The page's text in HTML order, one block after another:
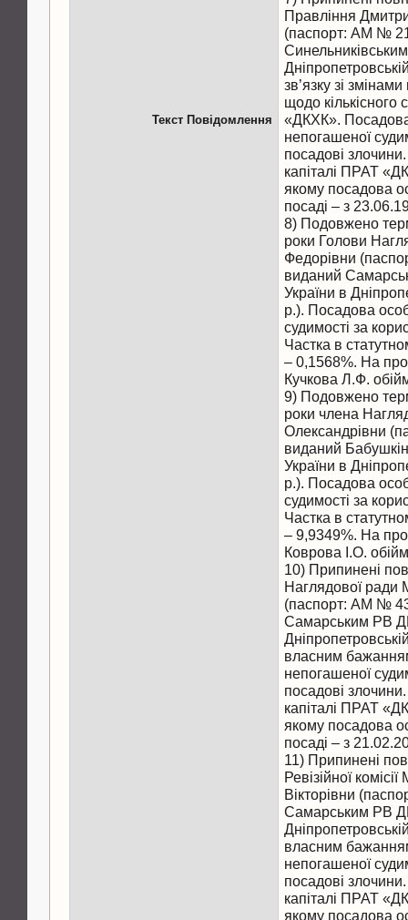
Текст Повідомлення
Правління
(паспорт: АМ №
зв’язку зі
щодо
«ДКХК».
непогашеної
посадові
капіталі ПРАТ
якому посадова
посаді – з
8) Подовжено
роки Голови
Федорівни
виданий
України в
р.). Посадова
судимості за
Частка в
– 0,1568%. На
Кучкова Л.Ф.
9) Подовжено
роки члена
Олександрівни
виданий
України в
р.). Посадова
судимості за
Частка в
– 9,9349%. На
Коврова І.О.
10) Припинені
Наглядової ради
(паспорт: АМ №
Самарським РВ
власним
непогашеної
посадові
капіталі ПРАТ
якому посадова
посаді – з
11) Припинені
Ревізійної
Вікторівни
Самарським РВ
власним
непогашеної
посадові
капіталі ПРАТ
якому посадова